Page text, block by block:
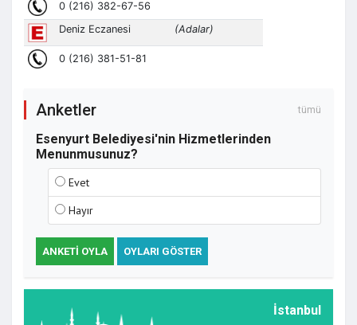
Sigaraya Bir Zam Daha
Nafaka Ödeyenlere müjde! Süresiz nafaka
Anketler tümü
Esenyurt Belediyesi'nin Hizmetlerinden
Menunmusunuz?
Evet
Hayır
ANKETI OYLA OYLARI GÖSTER
İstanbul